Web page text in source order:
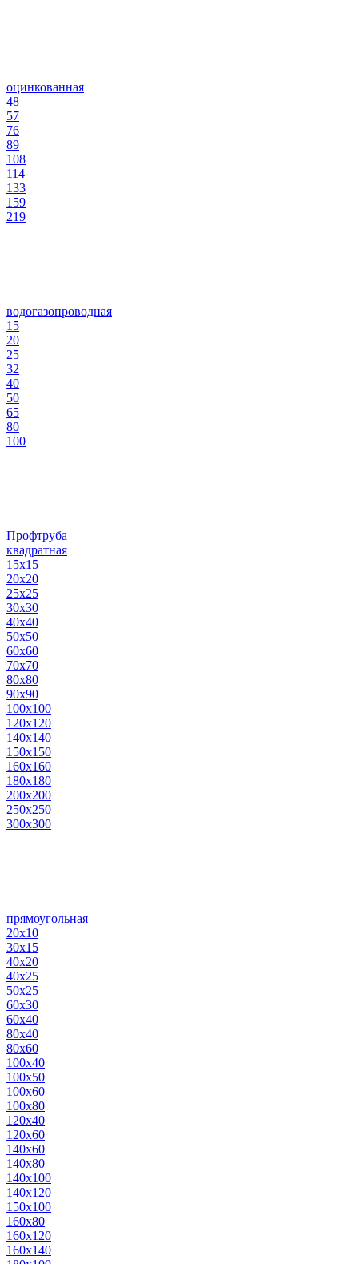
оцинкованная
48
57
76
89
108
114
133
159
219
водогазопроводная
15
20
25
32
40
50
65
80
100
Профтруба
квадратная
15х15
20х20
25х25
30х30
40х40
50х50
60х60
70х70
80х80
90х90
100х100
120х120
140х140
150х150
160х160
180х180
200х200
250х250
300х300
прямоугольная
20х10
30х15
40х20
40х25
50х25
60х30
60х40
80х40
80х60
100х40
100х50
100х60
100х80
120х40
120х60
140х60
140х80
140х100
140х120
150х100
160х80
160х120
160х140